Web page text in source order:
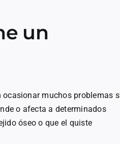
un
ocasionar muchos problemas
o afecta a determinados
óseo o que el quiste